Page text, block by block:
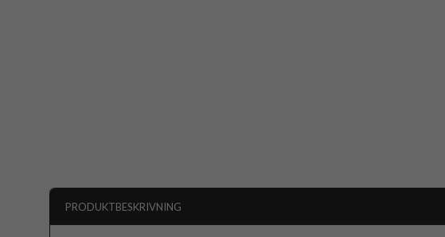
PRODUKTBESKRIVNING